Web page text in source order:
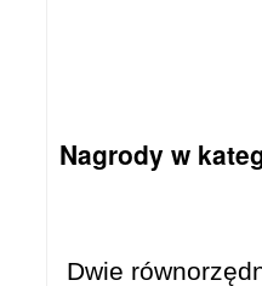
Nagrody w
Dwie